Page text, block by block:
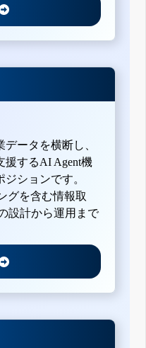
ータを横断し、
援するAI Agent機
ションです。
グを含む情報取
設計から運用まで